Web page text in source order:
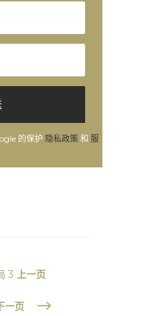
的保护 隐私政策 和 服
3 上一页
一页 $